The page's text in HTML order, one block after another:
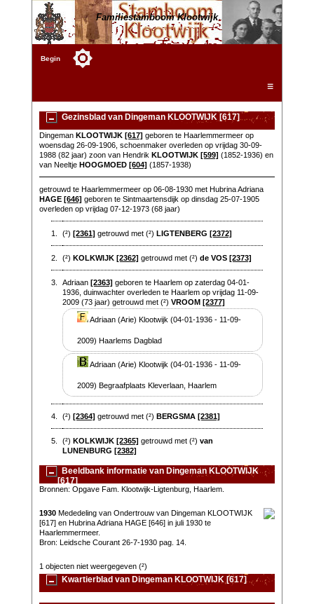
Familiestamboom Klootwijk
Begin
☰
Gezinsblad van Dingeman KLOOTWIJK [617]
Dingeman KLOOTWIJK [617] geboren te Haarlemmermeer op
woensdag 26-09-1906, schoenmaker overleden op vrijdag 30-09-
1988 (82 jaar) zoon van Hendrik KLOOTWIJK [599] (1852-1936) en
van Neeltje HOOGMOED [604] (1857-1938)
getrouwd te Haarlemmermeer op 06-08-1930 met Hubrina Adriana
HAGE [646] geboren te Sintmaartensdijk op dinsdag 25-07-1905
overleden op vrijdag 07-12-1973 (68 jaar)
1. (²)[2361] getrouwd met (²)LIGTENBERG [2372]
2. (²)KOLKWIJK [2362] getrouwd met (²)de VOS [2373]
3. Adriaan[2363] geboren te Haarlem op zaterdag 04-01-
1936, duinwachter overleden te Haarlem op vrijdag 11-09-
2009 (73 jaar) getrouwd met (²)VROOM [2377]
Adriaan (Arie) Klootwijk (04-01-1936 - 11-09-
2009) Haarlems Dagblad
Adriaan (Arie) Klootwijk (04-01-1936 - 11-09-
2009) Begraafplaats Kleverlaan, Haarlem
4. (²)[2364] getrouwd met (²)BERGSMA [2381]
5. (²)KOLKWIJK [2365] getrouwd met (²)van
LUNENBURG [2382]
Beeldbank informatie van Dingeman KLOOTWIJK
[617]
Bronnen: Opgave Fam. Klootwijk-Ligtenburg, Haarlem.
1930Mededeling van Ondertrouw van Dingeman KLOOTWIJK
[617] en Hubrina Adriana HAGE [646] in juli 1930 te
Haarlemmermeer.
Bron: Leidsche Courant 26-7-1930 pag. 14.
1 objecten niet weergegeven (²)
Kwartierblad van Dingeman KLOOTWIJK [617]